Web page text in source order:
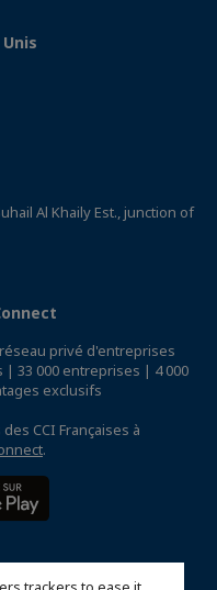
Al Khaily Est., junction of
privé d'entreprises
| 33 000 entreprises | 4 000
exclusifs
CCI Françaises à
.